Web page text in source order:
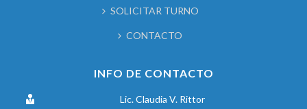
SOLICITAR TURNO
CONTACTO
INFO DE CONTACTO
Lic. Claudia V. Rittor